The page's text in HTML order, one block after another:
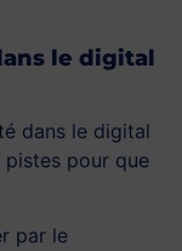
le digital
dans le digital
pistes pour que
par le